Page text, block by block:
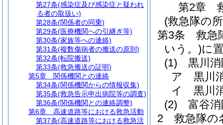
第2章
(救急隊の
第3条
救急
いう。)に
(1)
黒川
ア
黒川
イ
黒川
(2)
富谷
2
救急隊の
第27条(感染症及び感染症と疑われ
る者の取扱い)
第28条(関係者の同乗)
第29条(医療機関への引継ぎ等)
第30条(家族等への連絡)
第31条(複数傷病者の搬送の原則)
第32条(転院搬送)
第33条(救急搬送の証明)
第5章
関係機関との連絡
第34条(関係機関からの情報収集)
第35条(救急告示申出病院等の調査)
第36条(関係機関との連絡調整)
第6章
高速道路等における救急活動
第37条(高速道路等における救急活